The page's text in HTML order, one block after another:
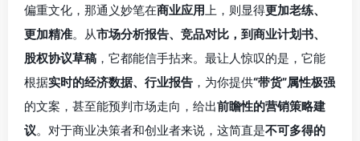
偏重文化，那通义妙笔在商业应用 上，则显得更加老练、
更加精准。从市场分析报告、竞品对比，到商业计划书、
股权协议草稿 ，它都能信手拈来。最让人惊叹的是，它能
根据实时的经济数据、行业报告 ，为你提供“带货”属性极强
的文案，甚至能预判市场走向，给出前瞻性的营销策略建
议。对于商业决策者和创业者来说，这简直是不可多得的